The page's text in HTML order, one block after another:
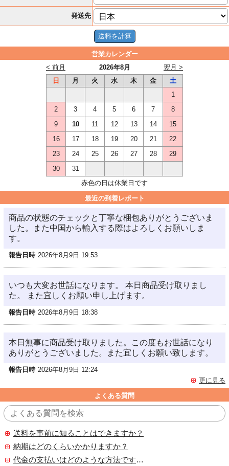
発送先
営業カレンダー
2026年8月
< 前月
翌月 >
日
月 火 水 木 金
土
1
2
3 4 5 6 7
8
9
10 11 12 13 14
15
16
17 18 19 20 21
22
23
24 25 26 27 28
29
30
31
赤色の日は休業日です
最近の到着レポート
商品の状態のチェックと丁寧な梱包ありがとうございま
した。また中国から輸入する際はよろしくお願いしま
す。
報告日時 2026年8月9日 19:53
いつも大変お世話になります。 本日商品受け取りまし
た。 また宜しくお願い申し上げます。
報告日時 2026年8月9日 18:38
本日無事に商品受け取りました。この度もお世話になり
ありがとうございました。また宜しくお願い致します。
報告日時 2026年8月9日 12:24
更に見る
よくある質問
送料を事前に知ることはできますか？
納期はどのくらいかかりますか？
代金の支払いはどのような方法ですか？